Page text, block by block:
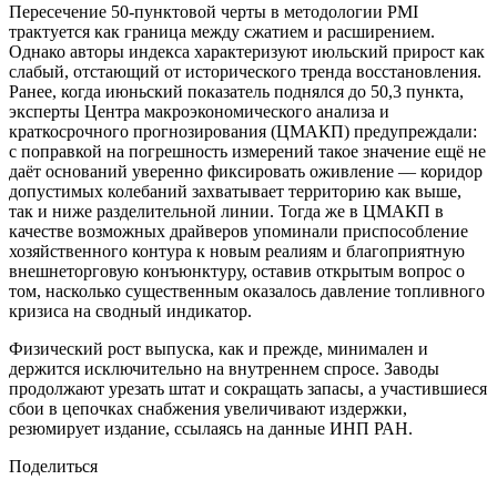
Пересечение 50-пунктовой черты в методологии PMI
трактуется как граница между сжатием и расширением.
Однако авторы индекса характеризуют июльский прирост как
слабый, отстающий от исторического тренда восстановления.
Ранее, когда июньский показатель поднялся до 50,3 пункта,
эксперты Центра макроэкономического анализа и
краткосрочного прогнозирования (ЦМАКП) предупреждали:
с поправкой на погрешность измерений такое значение ещё не
даёт оснований уверенно фиксировать оживление — коридор
допустимых колебаний захватывает территорию как выше,
так и ниже разделительной линии. Тогда же в ЦМАКП в
качестве возможных драйверов упоминали приспособление
хозяйственного контура к новым реалиям и благоприятную
внешнеторговую конъюнктуру, оставив открытым вопрос о
том, насколько существенным оказалось давление топливного
кризиса на сводный индикатор.
Физический рост выпуска, как и прежде, минимален и
держится исключительно на внутреннем спросе. Заводы
продолжают урезать штат и сокращать запасы, а участившиеся
сбои в цепочках снабжения увеличивают издержки,
резюмирует издание, ссылаясь на данные ИНП РАН.
Поделиться